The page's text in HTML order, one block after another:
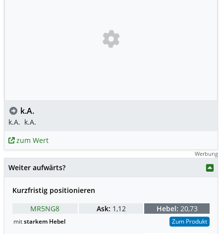
k.A.
k.A. k.A.
zum Wert
Werbung
Weiter aufwärts?
Kurzfristig positionieren
MR5NG8
Ask: 1,12 Hebel: 20,73
mitstarkem Hebel Zum Produkt